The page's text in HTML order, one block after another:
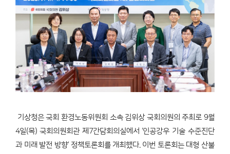
기상청은 국회 환경노동위원회 소속 김위상 국회의원의 주최로 9월
4일(목) 국회의원회관 제7간담회의실에서 ‘인공강우 기술 수준진단
과 미래 발전 방향’ 정책토론회를 개최했다. 이번 토론회는 대형 산불